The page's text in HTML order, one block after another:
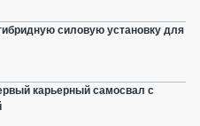
силовую установку для
карьерный самосвал с